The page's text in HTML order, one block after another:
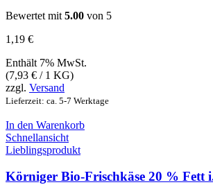
Bewertet mit 5.00 von 5
1,19 €
Enthält 7% MwSt.
(7,93 € / 1 KG)
zzgl. Versand
Lieferzeit: ca. 5-7 Werktage
In den Warenkorb
Schnellansicht
Lieblingsprodukt
Körniger Bio-Frischkäse 20 % Fett